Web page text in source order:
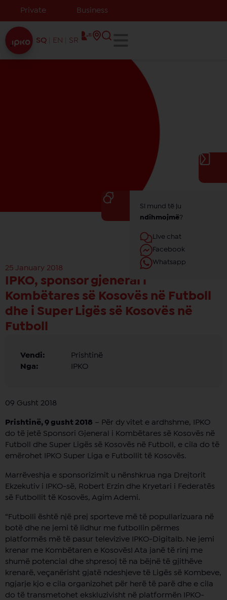
Private Business
SQ EN SR
25 January 2018
IPKO, sponsor gjeneral i
Kombëtares së Kosovës në Futboll
dhe i Super Ligës së Kosovës në
Futboll
Vendi:
Prishtinë
Nga:
IPKO
09 Gusht 2018
Prishtinë, 9 gusht 2018 – Për dy vitet e ardhshme, IPKO
do të jetë Sponsori Gjeneral i Kombëtares së Kosovës në
Futboll dhe Super Ligës së Kosovës në Futboll, e cila do të
emërohet IPKO Super Liga e Futbollit të Kosovës.
Marrëveshja e sponsorizimit u nënshkrua nga Drejtorit
Ekzekutiv i IPKO-së, Robert Erzin dhe Kryetari i Federatës
së Futbollit të Kosovës, Agim Ademi.
“Futbolli është një prej sporteve më të popullarizuara në
botë dhe ne jemi të lidhur me futbollin përmes
platformës më të pasur televizive IPKO-Digitalb. Ne jemi
krenar me Kombëtaren e Kosovës! Ata janë të rinj me
shumë potencial dhe shpresoj të na bëjnë të gjithëve
krenarë, veçanërisht gjatë ndeshjeve të Ligës së Kombeve,
ngjarje kjo e cila organizohet për herë të parë dhe e cila
do të transmetohet ekskluzivisht në platformën IPKO-
Si mund të ju
ndihmojmë?
Live chat
Facebook
Whatsapp